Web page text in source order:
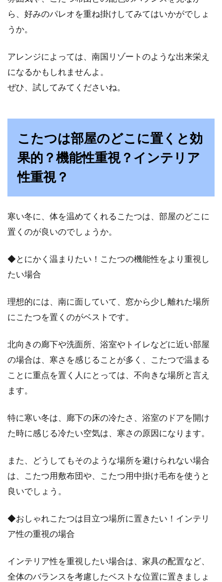
ら、好みのパレオを重ね掛けしてみてはいかがでしょ
うか。
アレンジによっては、南国リゾートのような出来栄え
になるかもしれませんよ。
ぜひ、試してみてくださいね。
こたつは部屋のどこに置くと効
果的？機能性重視？インテリア
性重視？
寒い冬に、体を温めてくれるこたつは、部屋のどこに
置くのが良いのでしょうか。
◆とにかく温まりたい！こたつの機能性をより重視し
たい場合
理想的には、南に面していて、窓から少し離れた場所
にこたつを置くのがベストです。
北向きの廊下や洗面所、浴室やトイレなどに近い部屋
の場合は、寒さを感じることが多く、こたつで温まる
ことに重点を置く人にとっては、不向きな場所と言え
ます。
特に寒い冬は、廊下の床の冷たさ、浴室のドアを開け
た時に感じる冷たい空気は、寒さの原因になります。
また、どうしてもそのような場所を避けられない場合
は、こたつ用敷布団や、こたつ用中掛け毛布を使うと
良いでしょう。
◆おしゃれこたつは目立つ場所に置きたい！インテリ
ア性の重視の場合
インテリア性を重視したい場合は、家具の配置など、
全体のバランスを考慮したベストな位置に置きましょ